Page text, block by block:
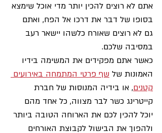
אתם לא רוצים להכין יותר מדי אוכל שימצא
בסופו של דבר את דרכו אל הפח, ואתם
גם לא רוצים שאורח כלשהו יישאר רעב
במסיבה שלכם.
כאשר אתם מפקידים את המשימה בידיו
האמונות של שף פרטי המתמחה באירועים
קטנים, או בידיה המנוסות של חברת
קייטרינג כשר לבר מצווה, כל אחד מהם
יוכל להכין לכם את הארוחה הטובה ביותר
ולהפוך את הבישול לקבוצת האורחים